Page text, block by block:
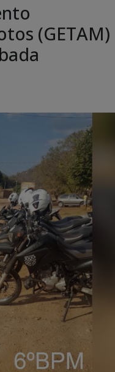
(GETAM)